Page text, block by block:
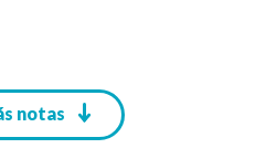
notas